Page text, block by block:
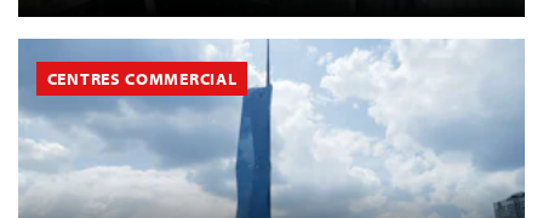
CENTRES COMMERCIAL